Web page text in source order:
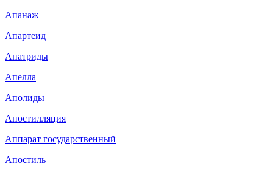
Апанаж
Апартеид
Апатриды
Апелла
Аполиды
Апостилляция
Аппарат государственный
Апостиль